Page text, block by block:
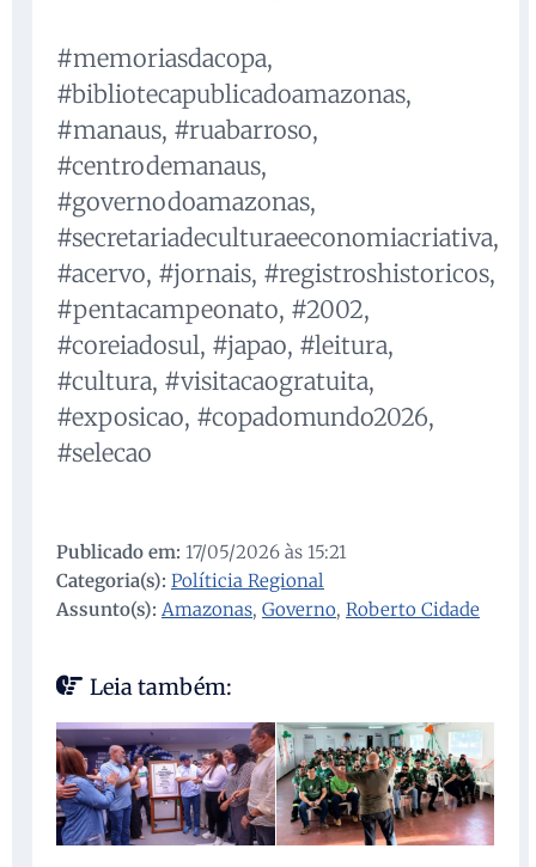
#memoriasdacopa,
#bibliotecapublicadoamazonas,
#manaus, #ruabarroso,
#centrodemanaus,
#governodoamazonas,
#secretariadeculturaeeconomiacriativa,
#acervo, #jornais, #registroshistoricos,
#pentacampeonato, #2002,
#coreiadosul, #japao, #leitura,
#cultura, #visitacaogratuita,
#exposicao, #copadomundo2026,
#selecao
Publicado em: 17/05/2026 às 15:21
Categoria(s): Políticia Regional
Assunto(s): Amazonas, Governo, Roberto Cidade
Leia também: